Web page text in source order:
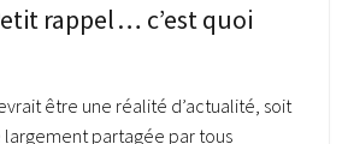
rappel … c’est quoi
être une réalité d’actualité, soit
partagée par tous